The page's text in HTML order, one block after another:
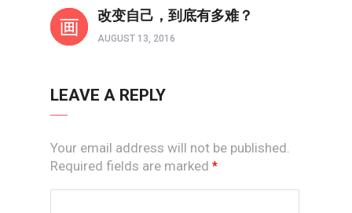
改变自己，到底有多难？
AUGUST 13, 2016
LEAVE A REPLY
Your email address will not be published.
Required fields are marked *